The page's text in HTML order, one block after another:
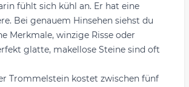
fühlt sich kühl an. Er hat eine
Bei genauem Hinsehen siehst du
Merkmale, winzige Risse oder
glatte, makellose Steine sind oft
Trommelstein kostet zwischen fünf